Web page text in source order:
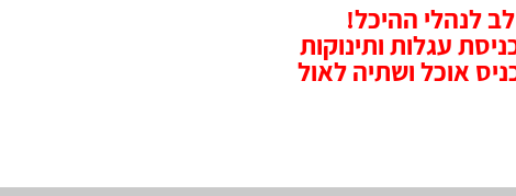
לנהלי ההיכל!
עגלות ותינוקות
אוכל ושתיה לאול